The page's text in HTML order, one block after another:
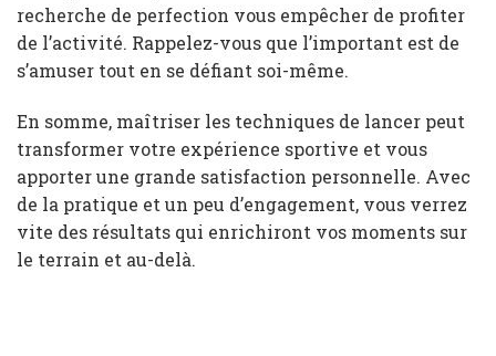
recherche de perfection vous empêcher de profiter
de l’activité. Rappelez-vous que l’important est de
s’amuser tout en se défiant soi-même.
En somme, maîtriser les techniques de lancer peut
transformer votre expérience sportive et vous
apporter une grande satisfaction personnelle. Avec
de la pratique et un peu d’engagement, vous verrez
vite des résultats qui enrichiront vos moments sur
le terrain et au-delà.